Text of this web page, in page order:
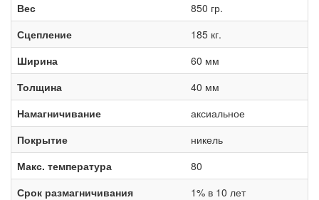
Вес
850 гр.
Сцепление
185 кг.
Ширина
60 мм
Толщина
40 мм
Намагничивание
аксиальное
Покрытие
никель
Макс. температура
80
Срок размагничивания
1% в 10 лет